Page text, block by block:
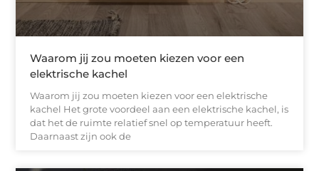
Waarom jij zou moeten kiezen voor een
elektrische kachel
Waarom jij zou moeten kiezen voor een elektrische
kachel Het grote voordeel aan een elektrische kachel, is
dat het de ruimte relatief snel op temperatuur heeft.
Daarnaast zijn ook de